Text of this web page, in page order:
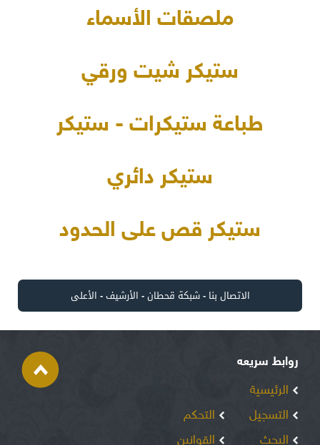
ملصقات الأسماء
ستيكر شيت ورقي
طباعة ستيكرات - ستيكر
ستيكر دائري
ستيكر قص على الحدود
الاتصال بنا -شبكة قحطان- الأرشيف- الأعلى
روابط سريعه
الرئيسية
التسجيل
البحث
التحكم
القوانين